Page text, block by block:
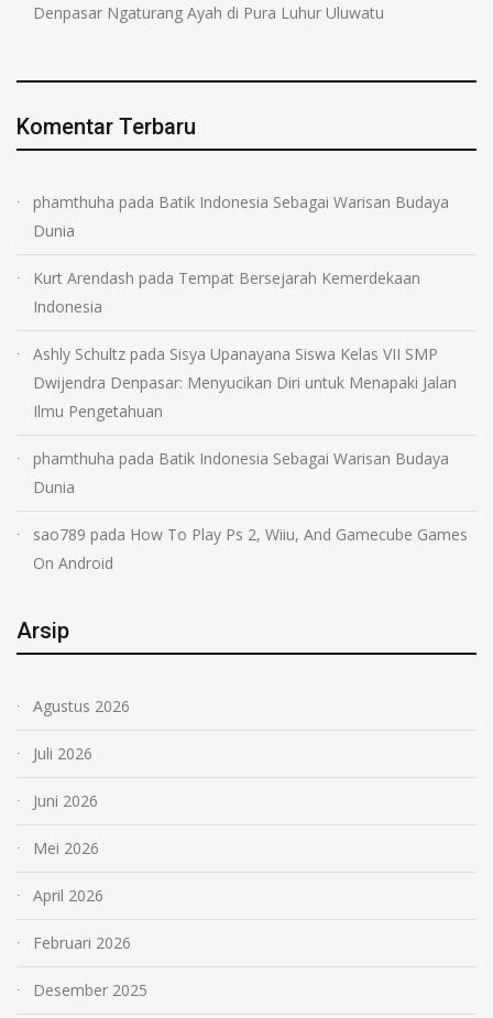
Denpasar Ngaturang Ayah di Pura Luhur Uluwatu
Komentar Terbaru
phamthuha pada Batik Indonesia Sebagai Warisan Budaya
Dunia
Kurt Arendash pada Tempat Bersejarah Kemerdekaan
Indonesia
Ashly Schultz pada Sisya Upanayana Siswa Kelas VII SMP
Dwijendra Denpasar: Menyucikan Diri untuk Menapaki Jalan
Ilmu Pengetahuan
phamthuha pada Batik Indonesia Sebagai Warisan Budaya
Dunia
sao789 pada How To Play Ps 2, Wiiu, And Gamecube Games
On Android
Arsip
Agustus 2026
Juli 2026
Juni 2026
Mei 2026
April 2026
Februari 2026
Desember 2025